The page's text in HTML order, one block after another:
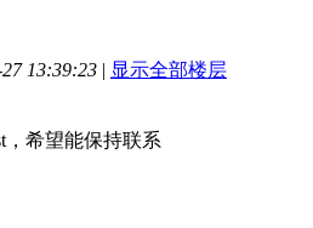
13:39:23 | 显示全部楼层
，希望能保持联系